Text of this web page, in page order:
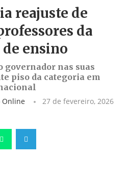
reajuste de
da
ensino
nas suas
piso da categoria em
Online
27 de fevereiro, 2026